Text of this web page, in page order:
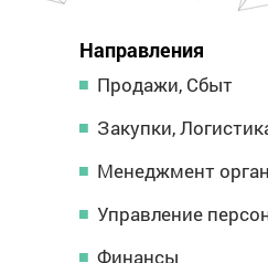
Направления
Продажи, Сбыт
Закупки,
Менеджмент
Управление
Финансы